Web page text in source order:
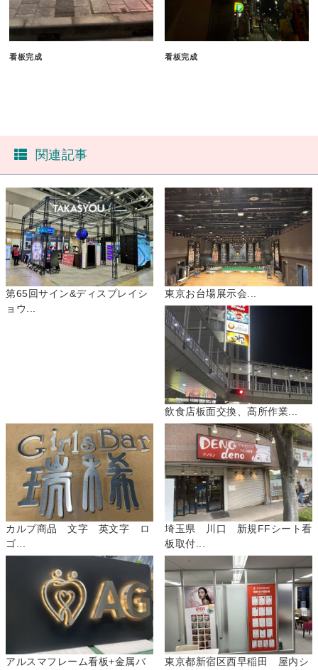
看板完成 看板完成
関連記事
第65回サイン&ディスプレイシ
ョウ...
東京お台場展示会...
飲食店板面交換、高所作業...
カルプ商品 文字 英文字 ロ
ゴ...
埼玉県 川口 新規FFシート看
板取付...
アルスマフレーム看板+金属バ
東京都新宿区西早稲田 屋内シ